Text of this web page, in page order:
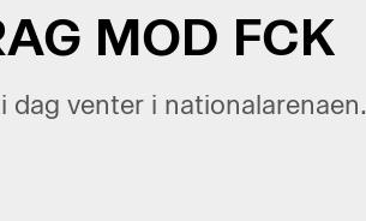
MOD FCK
venter i nationalarenaen.